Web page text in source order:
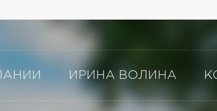
ИРИНА ВОЛИНА